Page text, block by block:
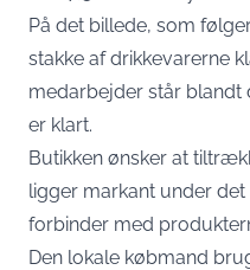
På det billede, som
stakke af drikkevarerne
medarbejder står blandt
er klart.
Butikken ønsker at
ligger markant under
forbinder med
Den lokale købmand